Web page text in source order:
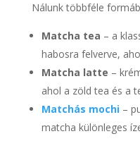
Nálunk többféle
Matcha tea – a
habosra felverve,
Matcha latte –
ahol a zöld tea és a
Matchás mochi–
matcha különleges